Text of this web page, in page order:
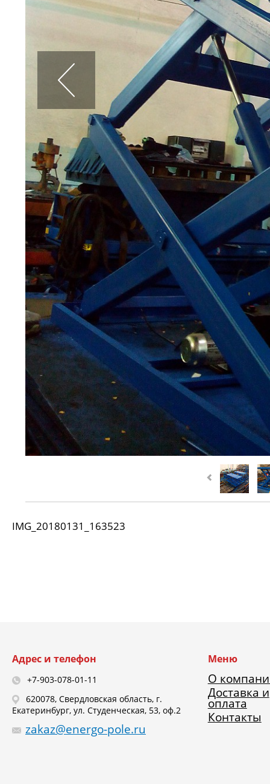
IMG_20180131_163523
Адрес и телефон
+7-903-078-01-11
620078, Свердловская область, г.
Екатеринбург, ул. Студенческая, 53, оф.2
zakaz@energo-pole.ru
Меню
О
Доставка и
оплата
Контакты